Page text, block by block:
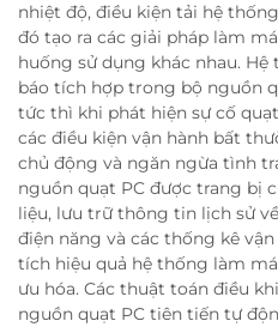
nhiệt độ, điều kiện tải hệ
đó tạo ra các giải pháp làm
huống sử dụng khác nhau.
báo tích hợp trong bộ nguồn
tức thì khi phát hiện sự cố
các điều kiện vận hành bất
chủ động và ngăn ngừa tình
nguồn quạt PC được trang bị
liệu, lưu trữ thông tin lịch sử
điện năng và các thống kê
tích hiệu quả hệ thống làm
ưu hóa. Các thuật toán điều
nguồn quạt PC tiên tiến tự